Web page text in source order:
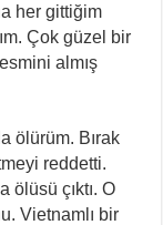
her gittiğim
Çok güzel bir
almış
ölürüm. Bırak
reddetti.
çıktı. O
Vietnamlı bir